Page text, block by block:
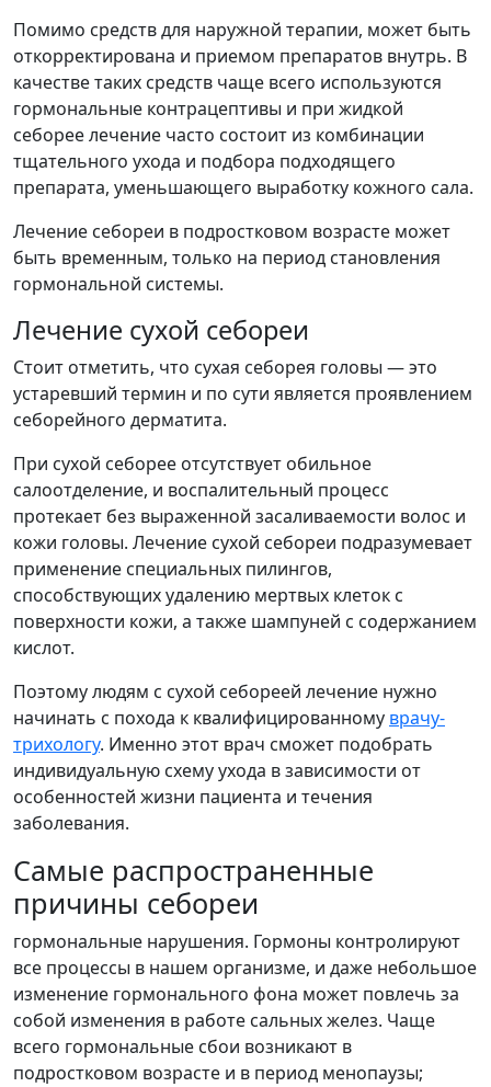
Помимо средств для наружной терапии, может быть
откорректирована и приемом препаратов внутрь. В
качестве таких средств чаще всего используются
гормональные контрацептивы и при жидкой
себорее лечение часто состоит из комбинации
тщательного ухода и подбора подходящего
препарата, уменьшающего выработку кожного сала.
Лечение себореи в подростковом возрасте может
быть временным, только на период становления
гормональной системы.
Лечение сухой себореи
Стоит отметить, что сухая себорея головы — это
устаревший термин и по сути является проявлением
себорейного дерматита.
При сухой себорее отсутствует обильное
салоотделение, и воспалительный процесс
протекает без выраженной засаливаемости волос и
кожи головы. Лечение сухой себореи подразумевает
применение специальных пилингов,
способствующих удалению мертвых клеток с
поверхности кожи, а также шампуней с содержанием
кислот.
Поэтому людям с сухой себореей лечение нужно
начинать с похода к квалифицированному врачу-
трихологу. Именно этот врач сможет подобрать
индивидуальную схему ухода в зависимости от
особенностей жизни пациента и течения
заболевания.
Самые распространенные
причины себореи
гормональные нарушения. Гормоны контролируют
все процессы в нашем организме, и даже небольшое
изменение гормонального фона может повлечь за
собой изменения в работе сальных желез. Чаще
всего гормональные сбои возникают в
подростковом возрасте и в период менопаузы;